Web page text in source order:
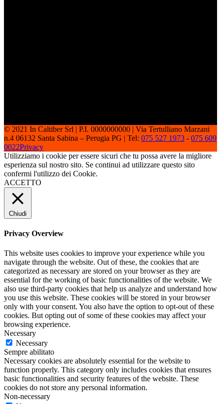
© 2021 In Caltiber Srl | P.I. 0000000000 | Via Tertulliano Marzani
n.4 06132 Santa Sabina – Perugia PG | Tel: 075 527 1973 - 075 609
0022Privacy
Utilizziamo i cookie per essere sicuri che tu possa avere la migliore
esperienza sul nostro sito. Se continui ad utilizzare questo sito
confermi l'utilizzo dei Cookie.
ACCETTO
Chiudi
Privacy Overview
This website uses cookies to improve your experience while you
navigate through the website. Out of these, the cookies that are
categorized as necessary are stored on your browser as they are
essential for the working of basic functionalities of the website. We
also use third-party cookies that help us analyze and understand how
you use this website. These cookies will be stored in your browser
only with your consent. You also have the option to opt-out of these
cookies. But opting out of some of these cookies may affect your
browsing experience.
Necessary
Necessary
Sempre abilitato
Necessary cookies are absolutely essential for the website to
function properly. This category only includes cookies that ensures
basic functionalities and security features of the website. These
cookies do not store any personal information.
Non-necessary